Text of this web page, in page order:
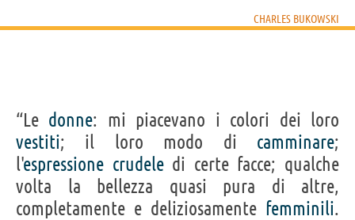
CHARLES BUKOWSKI
“Le donne: mi piacevano i colori dei loro
vestiti; il loro modo di camminare;
l'espressione crudeledi certe facce; qualche
volta la bellezza quasi pura di altre,
completamente e deliziosamente femminili.